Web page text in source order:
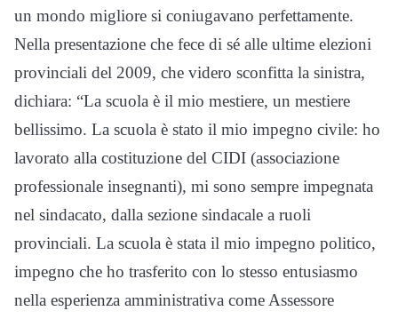
un mondo migliore si coniugavano perfettamente.
Nella presentazione che fece di sé alle ultime elezioni
provinciali del 2009, che videro sconfitta la sinistra,
dichiara: “La scuola è il mio mestiere, un mestiere
bellissimo. La scuola è stato il mio impegno civile: ho
lavorato alla costituzione del CIDI (associazione
professionale insegnanti), mi sono sempre impegnata
nel sindacato, dalla sezione sindacale a ruoli
provinciali. La scuola è stata il mio impegno politico,
impegno che ho trasferito con lo stesso entusiasmo
nella esperienza amministrativa come Assessore